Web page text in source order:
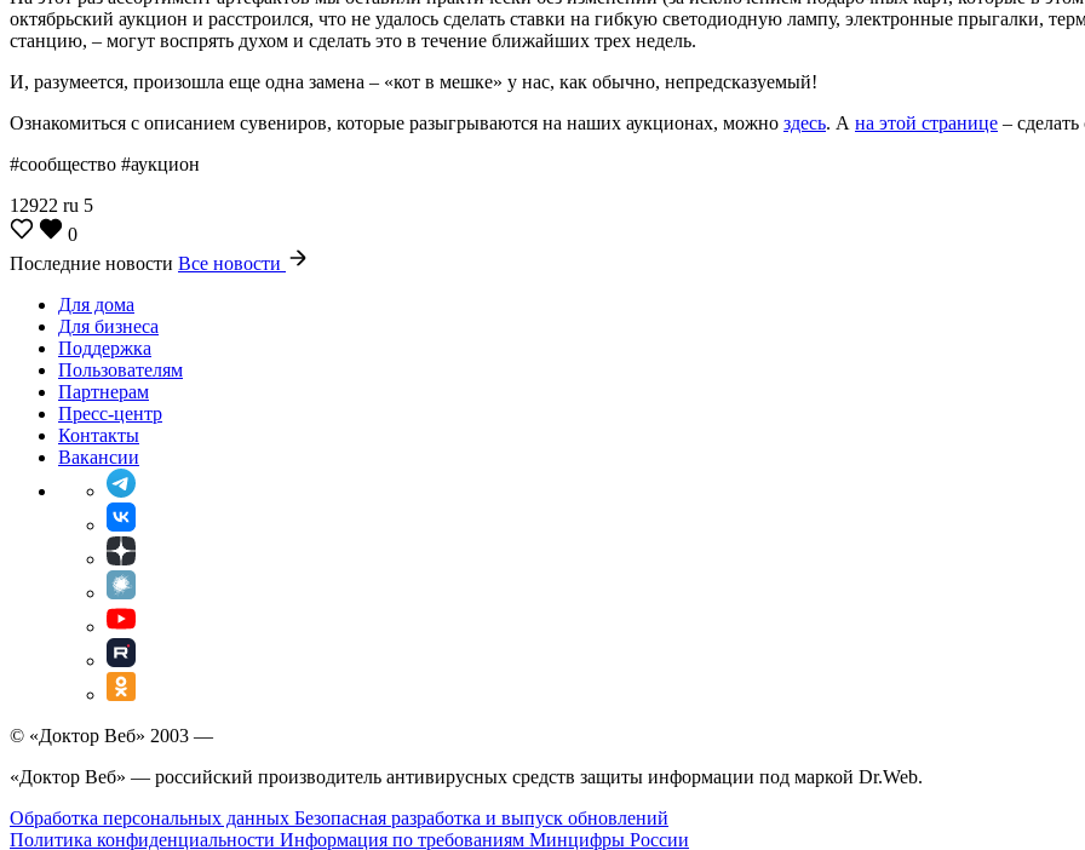
октябрьский аукцион и расстроился, что не удалось сделать ставки на гибкую светодиодную лампу, электронные прыгалки,
станцию, – могут воспрять духом и сделать это в течение ближайших трех недель.
И, разумеется, произошла еще одна замена – «кот в мешке» у нас, как обычно, непредсказуемый!
Ознакомиться с описанием сувениров, которые разыгрываются на наших аукционах, можно здесь. А на этой странице –
#сообщество #аукцион
12922 ru 5
0
Последние новости Все новости
Для дома
Для бизнеса
Поддержка
Пользователям
Партнерам
Пресс-центр
Контакты
Вакансии
© «Доктор Веб» 2003 —
«Доктор Веб» — российский производитель антивирусных средств защиты информации под маркой Dr.Web.
Обработка персональных данных Безопасная разработка и выпуск обновлений
Политика конфиденциальности Информация по требованиям Минцифры России